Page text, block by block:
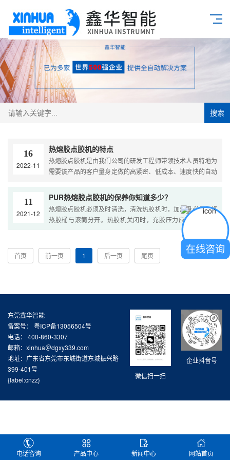
搜索
16
2022-11
热熔胶点胶机的特点
热熔胶点胶机是由我们公司的研发工程师带领技术人员特地为
需要该产品的客户量身定做的高紧密、低成本、速度快的自动
程。与普通的点胶机的区别就在于多了一个加热装置。 一、热
熔胶点胶机的特点：....
11
2021-12
PUR热熔胶点胶机的保养你知道多少？
热熔胶点胶机必须及时清洗，清洗热胶机时，加热盘必须先将
热胶桶与滚筒分开。热胶机关闭时，充胶压力应由小向大加
压。在任何情况下，不允许直接高压气体在保持提升缸内压力
的同时切断所有电源。胶桶与机器加热板分离后，通过热熔胶
机取出胶桶。板上的特殊机构，关闭板与泵体之间的通道，防
止固化。....
首页 前一页 1 后一页 尾页
企业抖音号
微信扫一扫
东莞鑫华智能
备案号： 粤ICP备13056504号
电话： 400-860-3307
邮箱：xinhua＠dgxy339.com
地址：广东省东莞市东城街道东城振兴路
399-401号
{label:cnzz}
电话咨询 产品中心 新闻中心 网站首页
在线咨询